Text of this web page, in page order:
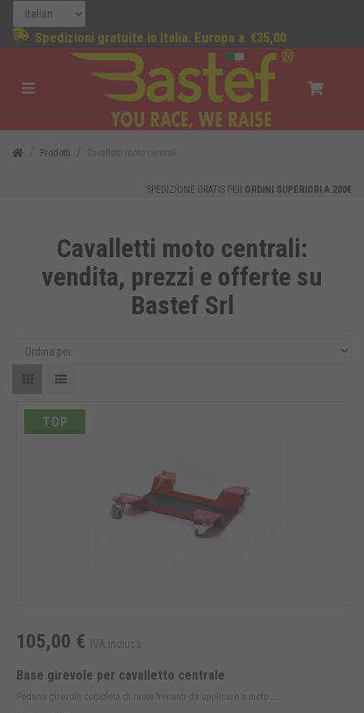
Spedizioni gratuite in Italia. Europa a €35,00
Prodotti
SPEDIZIONE GRATIS PER ORDINI SUPERIORI A 200€
Cavalletti moto centrali:
vendita, prezzi e offerte su
Bastef Srl
TOP
105,00 € IVA inclusa
Base girevole per cavalletto centrale
Pedana girevole completa di ruote frenanti da applicare a moto ...